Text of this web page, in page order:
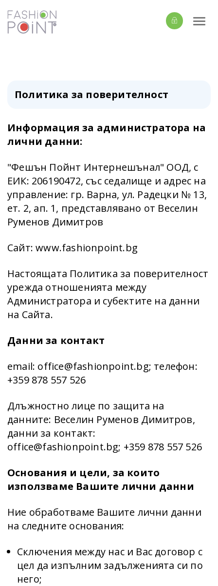
Политика за поверителност
Информация за администратора на
лични данни:
"Фешън Пойнт Интернешънал" ООД, с
ЕИК: 206190472, със седалище и адрес на
управление: гр. Варна, ул. Радецки № 13,
ет. 2, ап. 1, представлявано от Веселин
Руменов Димитров
Сайт: www.fashionpoint.bg
Настоящата Политика за поверителност
урежда отношенията между
Администратора и субектите на данни
на Сайта.
Данни за контакт
email: office@fashionpoint.bg; телефон:
+359 878 557 526
Длъжностно лице по защита на
данните: Веселин Руменов Димитров,
данни за контакт:
office@fashionpoint.bg; +359 878 557 526
Основания и цели, за които
използваме Вашите лични данни
Ние обработваме Вашите лични данни
на следните основания:
Сключения между нас и Вас договор с
цел да изпълним задълженията си по
него;